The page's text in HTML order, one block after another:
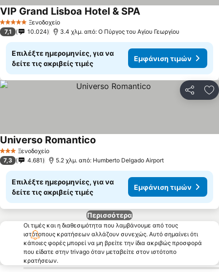
5 Αστέρια Ξενοδοχείο
VIP Grand Lisboa Hotel & SPAΕμφάνιση τιμών
7,1 10.024 3.4 χλμ. από: Ο Πύργος του Αγίου Γεωργίου
Επιλέξτε ημερομηνίες, για να
δείτε τις ακριβείς τιμές
Εμφάνιση τιμών
3 ΑστέριαΞενοδοχείο
Universo Romantico
7,3 4.681 5.2 χλμ. από: Humberto Delgado Airport
Επιλέξτε ημερομηνίες, για να
δείτε τις ακριβείς τιμές
Εμφάνιση τιμών
Περισσότερα
Οι τιμές και η διαθεσιμότητα που λαμβάνουμε από τους
ιστότοπους κρατήσεων αλλάζουν συνεχώς. Αυτό σημαίνει ότι
κάποιες φορές μπορεί να μη βρείτε την ίδια ακριβώς προσφορά
που είδατε στην trivago όταν μεταβείτε στον ιστότοπο
κρατήσεων.